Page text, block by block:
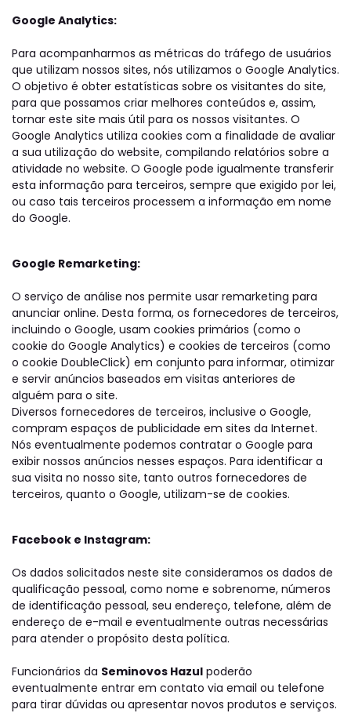
Google Analytics:
Para acompanharmos as métricas do tráfego de usuários
que utilizam nossos sites, nós utilizamos o Google Analytics.
O objetivo é obter estatísticas sobre os visitantes do site,
para que possamos criar melhores conteúdos e, assim,
tornar este site mais útil para os nossos visitantes. O
Google Analytics utiliza cookies com a finalidade de avaliar
a sua utilização do website, compilando relatórios sobre a
atividade no website. O Google pode igualmente transferir
esta informação para terceiros, sempre que exigido por lei,
ou caso tais terceiros processem a informação em nome
do Google.
Google Remarketing:
O serviço de análise nos permite usar remarketing para
anunciar online. Desta forma, os fornecedores de terceiros,
incluindo o Google, usam cookies primários (como o
cookie do Google Analytics) e cookies de terceiros (como
o cookie DoubleClick) em conjunto para informar, otimizar
e servir anúncios baseados em visitas anteriores de
alguém para o site.
Diversos fornecedores de terceiros, inclusive o Google,
compram espaços de publicidade em sites da Internet.
Nós eventualmente podemos contratar o Google para
exibir nossos anúncios nesses espaços. Para identificar a
sua visita no nosso site, tanto outros fornecedores de
terceiros, quanto o Google, utilizam-se de cookies.
Facebook e Instagram:
Os dados solicitados neste site consideramos os dados de
qualificação pessoal, como nome e sobrenome, números
de identificação pessoal, seu endereço, telefone, além de
endereço de e-mail e eventualmente outras necessárias
para atender o propósito desta política.
Funcionários da Seminovos Hazul poderão
eventualmente entrar em contato via email ou telefone
para tirar dúvidas ou apresentar novos produtos e serviços.